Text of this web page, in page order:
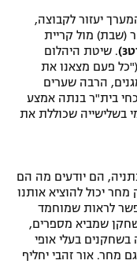
יעזור לקבוצה,
(שבת) מול קריית
. שיטת היהלום
פעם מצאנו את
הרבה שערים
בית"ר בנתה אמצע
בשלישייה שכוללת את
הם יודעים מה הם
יכול להוציא אותנו
לראות שמוחמד
שמביא מספרים,
בעלי אופי
מחר. אור זהבי יחליף